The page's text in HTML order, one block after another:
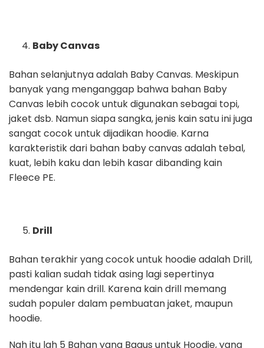
Baby Canvas
Bahan selanjutnya adalah Baby Canvas. Meskipun
banyak yang menganggap bahwa bahan Baby
Canvas lebih cocok untuk digunakan sebagai topi,
jaket dsb. Namun siapa sangka, jenis kain satu ini juga
sangat cocok untuk dijadikan hoodie. Karna
karakteristik dari bahan baby canvas adalah tebal,
kuat, lebih kaku dan lebih kasar dibanding kain
Fleece PE.
Drill
Bahan terakhir yang cocok untuk hoodie adalah Drill,
pasti kalian sudah tidak asing lagi sepertinya
mendengar kain drill. Karena kain drill memang
sudah populer dalam pembuatan jaket, maupun
hoodie.
Nah itu lah 5 Bahan yang Bagus untuk Hoodie, yang